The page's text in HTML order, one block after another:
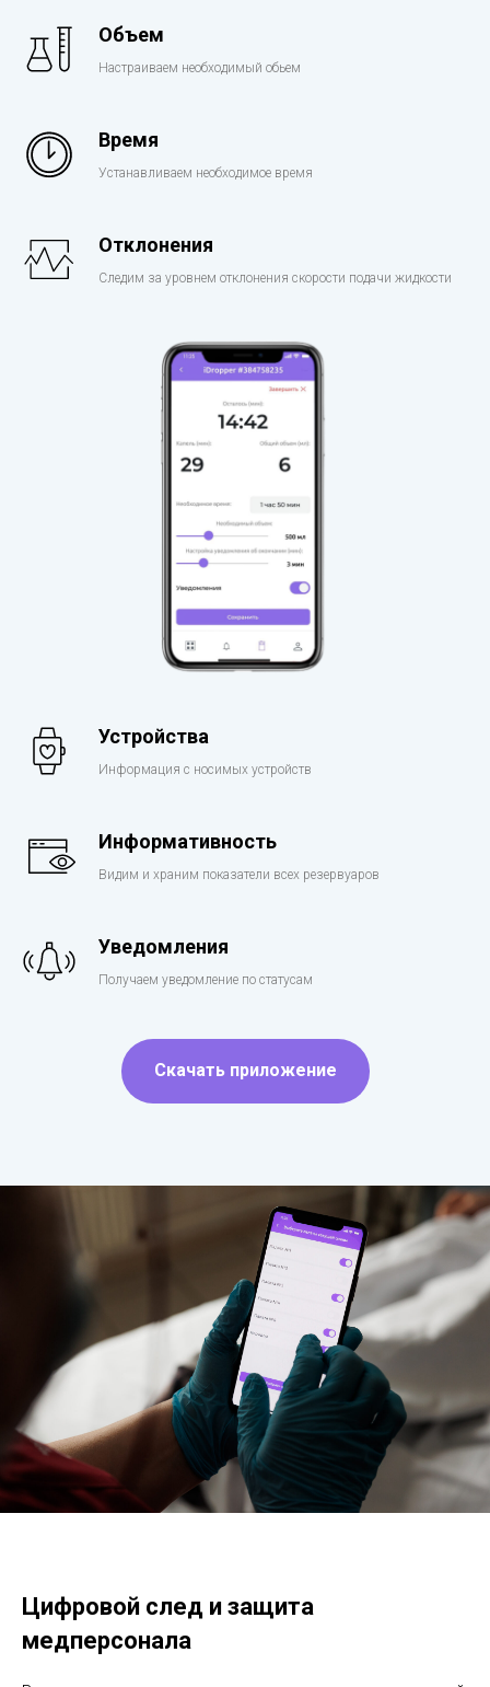
Объем
Настраиваем необходимый обьем
Время
Устанавливаем необходимое время
Отклонения
Следим за уровнем отклонения скорости подачи жидкости
Устройства
Информация с носимых устройств
Информативность
Видим и храним показатели всех резервуаров
Уведомления
Получаем уведомление по статусам
Скачать приложение
Цифровой след и защита
медперсонала